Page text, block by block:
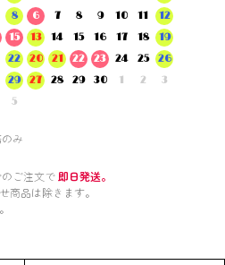
8
15
22
29
5
6
7 8 9 10 11
12
13
14 15 16 17 18
19
20
21 22 23 24 25
26
27
28 29 30 1 2 3
み
ご注文で 即日発送。
商品は除きます。